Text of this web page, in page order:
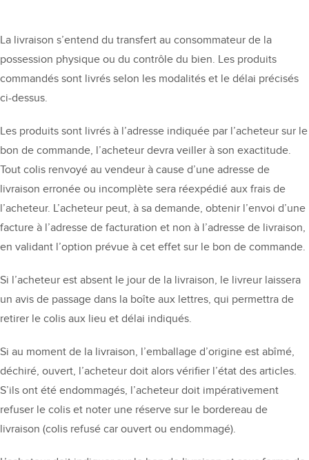
La livraison s’entend du transfert au consommateur de la
possession physique ou du contrôle du bien. Les produits
commandés sont livrés selon les modalités et le délai précisés
ci-dessus.
Les produits sont livrés à l’adresse indiquée par l’acheteur sur le
bon de commande, l’acheteur devra veiller à son exactitude.
Tout colis renvoyé au vendeur à cause d’une adresse de
livraison erronée ou incomplète sera réexpédié aux frais de
l’acheteur. L’acheteur peut, à sa demande, obtenir l’envoi d’une
facture à l’adresse de facturation et non à l’adresse de livraison,
en validant l’option prévue à cet effet sur le bon de commande.
Si l’acheteur est absent le jour de la livraison, le livreur laissera
un avis de passage dans la boîte aux lettres, qui permettra de
retirer le colis aux lieu et délai indiqués.
Si au moment de la livraison, l’emballage d’origine est abîmé,
déchiré, ouvert, l’acheteur doit alors vérifier l’état des articles.
S’ils ont été endommagés, l’acheteur doit impérativement
refuser le colis et noter une réserve sur le bordereau de
livraison (colis refusé car ouvert ou endommagé).